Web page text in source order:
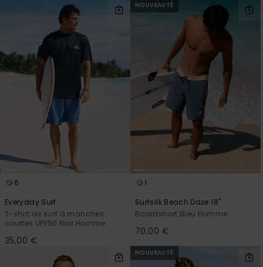
6
Everyday Surf
T-shirt de surf à manches
courtes UPF50 Noir Homme
35,00 €
NOUVEAUTÉ
1
Surfsilk Beach Daze 18"
Boardshort Bleu Homme
70,00 €
NOUVEAUTÉ